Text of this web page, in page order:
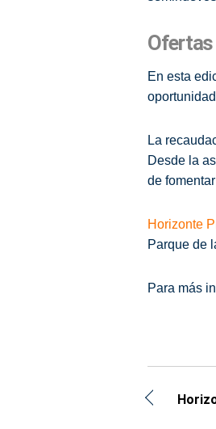
Ofertas
En esta
La
Desde la
de
Horizonte
Parque de
Para más